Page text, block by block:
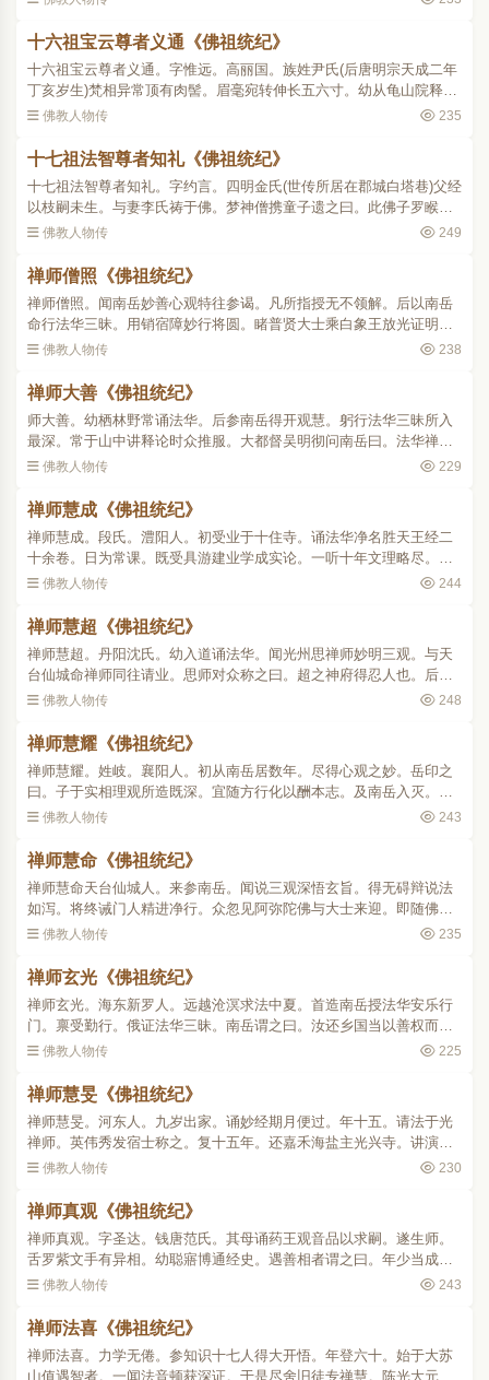
十六祖宝云尊者义通《佛祖统纪》
十六祖宝云尊者义通。字惟远。高丽国。族姓尹氏(后唐明宗天成二年
丁亥岁生)梵相异常顶有肉髻。眉毫宛转伸长五六寸。幼从龟山院释宗
为师。受具之后学华严起信。为国宗仰。晋天福时来游中国(师于天福
佛教人物传 235
十七祖法智尊者知礼《佛祖统纪》
十七祖法智尊者知礼。字约言。四明金氏(世传所居在郡城白塔巷)父经
以枝嗣未生。与妻李氏祷于佛。梦神僧携童子遗之曰。此佛子罗睺罗
也。因而有娠。暨生遂以为名(太祖受周禅。建隆元年庚申也)神宇清粹
佛教人物传 249
禅师僧照《佛祖统纪》
禅师僧照。闻南岳妙善心观特往参谒。凡所指授无不领解。后以南岳
命行法华三昧。用销宿障妙行将圆。睹普贤大士乘白象王放光证明。
又感观音为其说法。于是顿悟玄旨辩才无碍。师于众中苦行禅定皆为
佛教人物传 238
禅师大善《佛祖统纪》
师大善。幼栖林野常诵法华。后参南岳得开观慧。躬行法华三昧所入
最深。常于山中讲释论时众推服。大都督吴明彻问南岳曰。法华禅门
真德几何。岳曰。信重三千业高四百。僧照得定最深。智顗说法无
佛教人物传 229
禅师慧成《佛祖统纪》
禅师慧成。段氏。澧阳人。初受业于十住寺。诵法华净名胜天王经二
十余卷。日为常课。既受具游建业学成实论。一听十年文理略尽。将
归本邑。闻南岳阐化之盛即往依之。岳以师依文生解激之曰。汝一生
佛教人物传 244
禅师慧超《佛祖统纪》
禅师慧超。丹阳沈氏。幼入道诵法华。闻光州思禅师妙明三观。与天
台仙城命禅师同往请业。思师对众称之曰。超之神府得忍人也。后入
嵩高饵药坐禅。隋太子勇。召集名德总会京师。以师行业不群。独留
佛教人物传 248
禅师慧耀《佛祖统纪》
禅师慧耀。姓岐。襄阳人。初从南岳居数年。尽得心观之妙。岳印之
曰。子于实相理观所造既深。宜随方行化以酬本志。及南岳入灭。师
至巴丘叹曰。此地禅法罕闻宜可开示。有道懿禅师。邀居道因寺。专
佛教人物传 243
禅师慧命《佛祖统纪》
禅师慧命天台仙城人。来参南岳。闻说三观深悟玄旨。得无碍辩说法
如泻。将终诫门人精进净行。众忽见阿弥陀佛与大士来迎。即随佛向
西升空而去 。
佛教人物传 235
禅师玄光《佛祖统纪》
禅师玄光。海东新罗人。远越沧溟求法中夏。首造南岳授法华安乐行
门。禀受勤行。俄证法华三昧。南岳谓之曰。汝还乡国当以善权而行
化度。若负螟蛉以成蜾蠃者也(诗。螟蛉有子。蜾蠃负之。教诲尔子。
佛教人物传 225
禅师慧旻《佛祖统纪》
禅师慧旻。河东人。九岁出家。诵妙经期月便过。年十五。请法于光
禅师。英伟秀发宿士称之。复十五年。还嘉禾海盐主光兴寺。讲演法
华。众闻空中诸天弹指。异香满堂。后止通玄寺。结徒行道。十七年
佛教人物传 230
禅师真观《佛祖统纪》
禅师真观。字圣达。钱唐范氏。其母诵药王观音品以求嗣。遂生师。
舌罗紫文手有异相。幼聪寤博通经史。遇善相者谓之曰。年少当成大
器何滞尘网。师始欲出家。二亲未见许。梦天神告曰。汝子法中英
佛教人物传 243
禅师法喜《佛祖统纪》
禅师法喜。力学无倦。参知识十七人得大开悟。年登六十。始于大苏
山值遇智者。一闻法音顿获深证。于是尽舍旧徒专禅慧。陈光大元